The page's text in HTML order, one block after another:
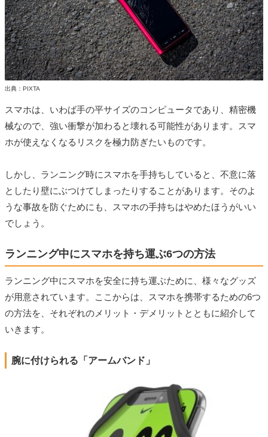
出典：PIXTA
スマホは、いわば手の平サイズのコンピュータであり、精密機
械なので、強い衝撃が加わると壊れる可能性があります。スマ
ホが使えなくなるリスクを極力防ぎたいものです。
しかし、ランニング時にスマホを手持ちしていると、不意に落
としたり壁にぶつけてしまったりすることがあります。そのよ
うな事故を防ぐためにも、スマホの手持ちはやめたほうがいい
でしょう。
ランニング中にスマホを持ち運ぶ6つの方法
ランニング中にスマホを安全に持ち運ぶために、様々なグッズ
が用意されています。ここからは、スマホを携帯するための6つ
の方法を、それぞれのメリット・デメリットとともに紹介して
いきます。
腕に付けられる「アームバンド」